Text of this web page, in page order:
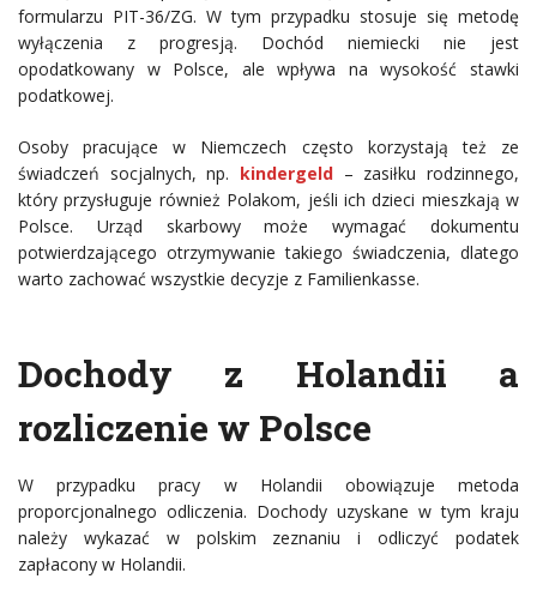
formularzu PIT-36/ZG. W tym przypadku stosuje się metodę
wyłączenia z progresją. Dochód niemiecki nie jest
opodatkowany w Polsce, ale wpływa na wysokość stawki
podatkowej.
Osoby pracujące w Niemczech często korzystają też ze
świadczeń socjalnych, np. kindergeld – zasiłku rodzinnego,
który przysługuje również Polakom, jeśli ich dzieci mieszkają w
Polsce. Urząd skarbowy może wymagać dokumentu
potwierdzającego otrzymywanie takiego świadczenia, dlatego
warto zachować wszystkie decyzje z Familienkasse.
Dochody z Holandii a
rozliczenie w Polsce
W przypadku pracy w Holandii obowiązuje metoda
proporcjonalnego odliczenia. Dochody uzyskane w tym kraju
należy wykazać w polskim zeznaniu i odliczyć podatek
zapłacony w Holandii.